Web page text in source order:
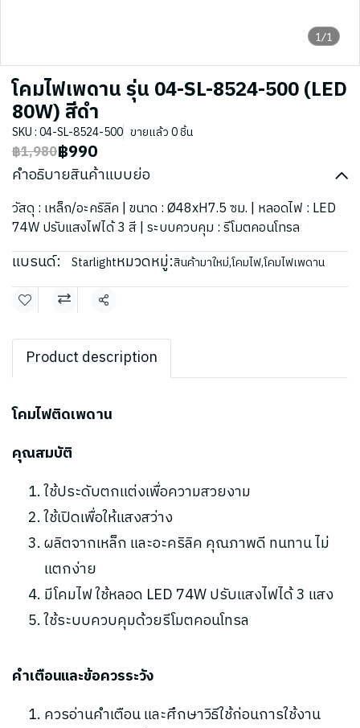
1/1
โคมไฟเพดาน รุ่น 04-SL-8524-500 (LED
80W) สีดำ
SKU : 04-SL-8524-500 ขายแล้ว 0 ชิ้น
฿1,980฿990
คำอธิบายสินค้าแบบย่อ
วัสดุ : เหล็ก/อะคริลิค | ขนาด : Ø48xH7.5 ซม. | หลอดไฟ : LED
74W ปรับแสงไฟได้ 3 สี | ระบบควบคุม : รีโมตคอนโทรล
แบรนด์: Starlightหมวดหมู่:สินค้ามาใหม่,โคมไฟ,โคมไฟเพดาน
แชร์
Product description
โคมไฟติดเพดาน
คุณสมบัติ
ใช้ประดับตกแต่งเพื่อความสวยงาม
ใช้เปิดเพื่อให้แสงสว่าง
ผลิตจากเหล็ก และอะคริลิค คุณภาพดี ทนทาน ไม่
แตกง่าย
มีโคมไฟ ใช้หลอด LED 74W ปรับแสงไฟได้ 3 แสง
ใช้ระบบควบคุมด้วยรีโมตคอนโทรล
คำเตือนและข้อควรระวัง
ควรอ่านคำเตือน และศึกษาวิธีใช้ก่อนการใช้งาน